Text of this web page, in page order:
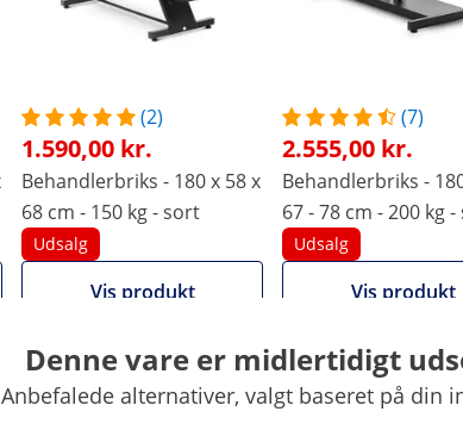
(2)
1.590,00 kr.
Behandlerbriks - 180 x 58 x
68 cm - 150 kg - sort
Udsalg
Vis produkt
(7)
2.555,00 kr.
Behandlerbriks -
67 - 78 cm - 200 kg
Udsalg
Vis produkt
180.5 x 78 x 120 cm 180 x 77 x 104 cm
Denne vare er midlertidigt
Anbefalede alternativer, valgt baseret på din